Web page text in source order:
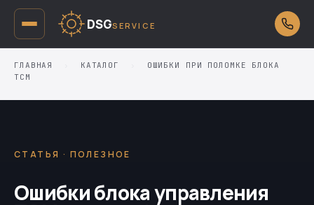
DSGSERVICE
ГЛАВНАЯ КАТАЛОГ
ОШИБКИ ПРИ ПОЛОМКЕ БЛОКА
TCM
СТАТЬЯ · ПОЛЕЗНОЕ
Ошибки блока управления